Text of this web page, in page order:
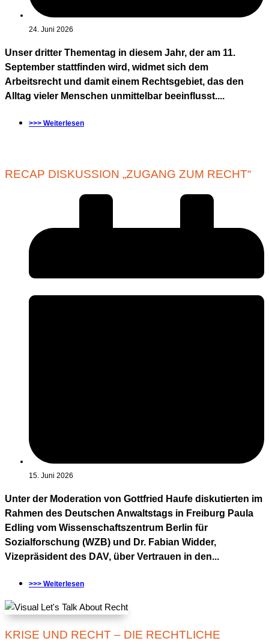
24. Juni 2026
Unser dritter Thementag in diesem Jahr, der am 11.
September stattfinden wird, widmet sich dem
Arbeitsrecht und damit einem Rechtsgebiet, das den
Alltag vieler Menschen unmittelbar beeinflusst....
>>> Weiterlesen
RECAP DISKUSSION „ZUGANG ZUM RECHT“
15. Juni 2026
Unter der Moderation von Gottfried Haufe diskutierten im
Rahmen des Deutschen Anwaltstags in Freiburg Paula
Edling vom Wissenschaftszentrum Berlin für
Sozialforschung (WZB) und Dr. Fabian Widder,
Vizepräsident des DAV, über Vertrauen in den...
>>> Weiterlesen
KRISE UND RECHT – DIE RECHTLICHE